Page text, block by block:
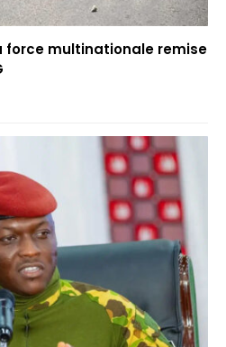
force multinationale remise